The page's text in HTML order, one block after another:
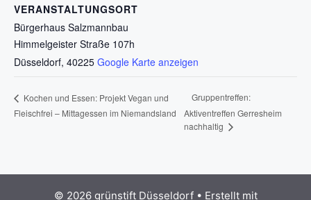
VERANSTALTUNGSORT
Bürgerhaus Salzmannbau
Himmelgeister Straße 107h
Düsseldorf, 40225 Google Karte anzeigen
Kochen und Essen: Projekt Vegan und
Fleischfrei – Mittagessen im Niemandsland
Gruppentreffen:
Aktiventreffen Gerresheim
nachhaltig
© 2026 grünstift Düsseldorf• Erstellt mit